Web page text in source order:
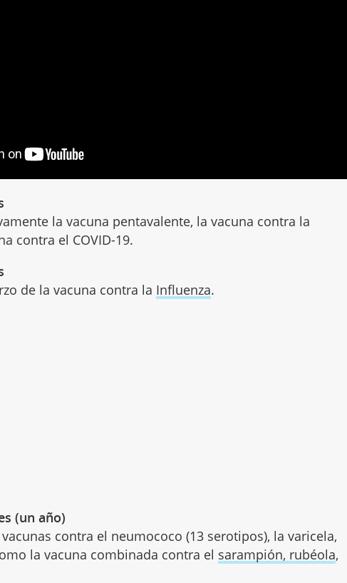
la vacuna pentavalente, la vacuna contra la
contra el COVID-19.
de la vacuna contra la Influenza.
(un año)
contra el neumococo (13 serotipos), la varicela,
la vacuna combinada contra el sarampión, rubéola,